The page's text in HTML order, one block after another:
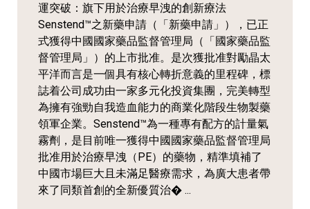
運突破：旗下用於治療早洩的創新療法
Senstend™之新藥申請（「新藥申請」），已正
式獲得中國國家藥品監督管理局（「國家藥品監
督管理局」）的上市批准。是次獲批准對勵晶太
平洋而言是一個具有核心轉折意義的里程碑，標
誌着公司成功由一家多元化投資集團，完美轉型
為擁有強勁自我造血能力的商業化階段生物製藥
領軍企業。Senstend™為一種專有配方的計量氣
霧劑，是目前唯一獲得中國國家藥品監督管理局
批准用於治療早洩（PE）的藥物，精準填補了
中國市場巨大且未滿足醫療需求，為廣大患者帶
來了同類首創的全新優質治� ...